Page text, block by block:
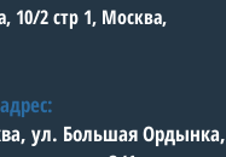
10/2 стр 1, Москва,
ул. Большая Ордынка,